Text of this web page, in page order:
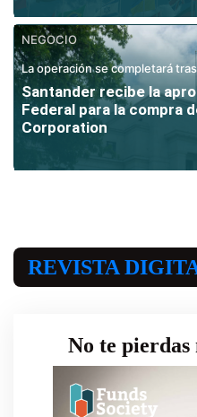
NEGOCIO
La operación se completará
Santander recibe la
Federal para la compra
Corporation
REVISTA
No te